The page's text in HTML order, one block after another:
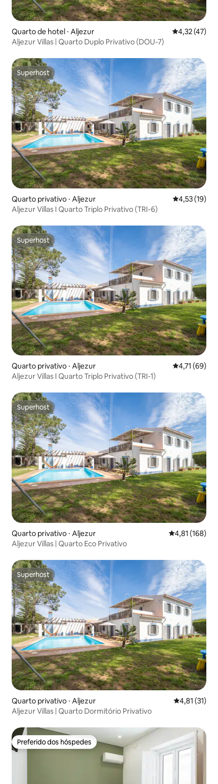
Quarto de hotel ⋅ Aljezur 4,32 de uma
4,32 (47)
Aljezur Villas | Quarto Duplo Privativo (DOU-7)
Superhost
Superhost
Quarto privativo ⋅ Aljezur 4,53 de uma
4,53 (19)
Aljezur Villas I Quarto Triplo Privativo (TRI-6)
Superhost
Superhost
Quarto privativo ⋅ Aljezur 4,71 de uma
4,71 (69)
Aljezur Villas I Quarto Triplo Privativo (TRI-1)
Superhost
Superhost
Quarto privativo ⋅ Aljezur 4,81 de uma
4,81 (168)
Aljezur Villas | Quarto Eco Privativo
Superhost
Superhost
Quarto privativo ⋅ Aljezur 4,81 de uma
4,81 (31)
Aljezur Villas | Quarto Dormitório Privativo
Preferido dos hóspedes
Preferido dos hóspedes